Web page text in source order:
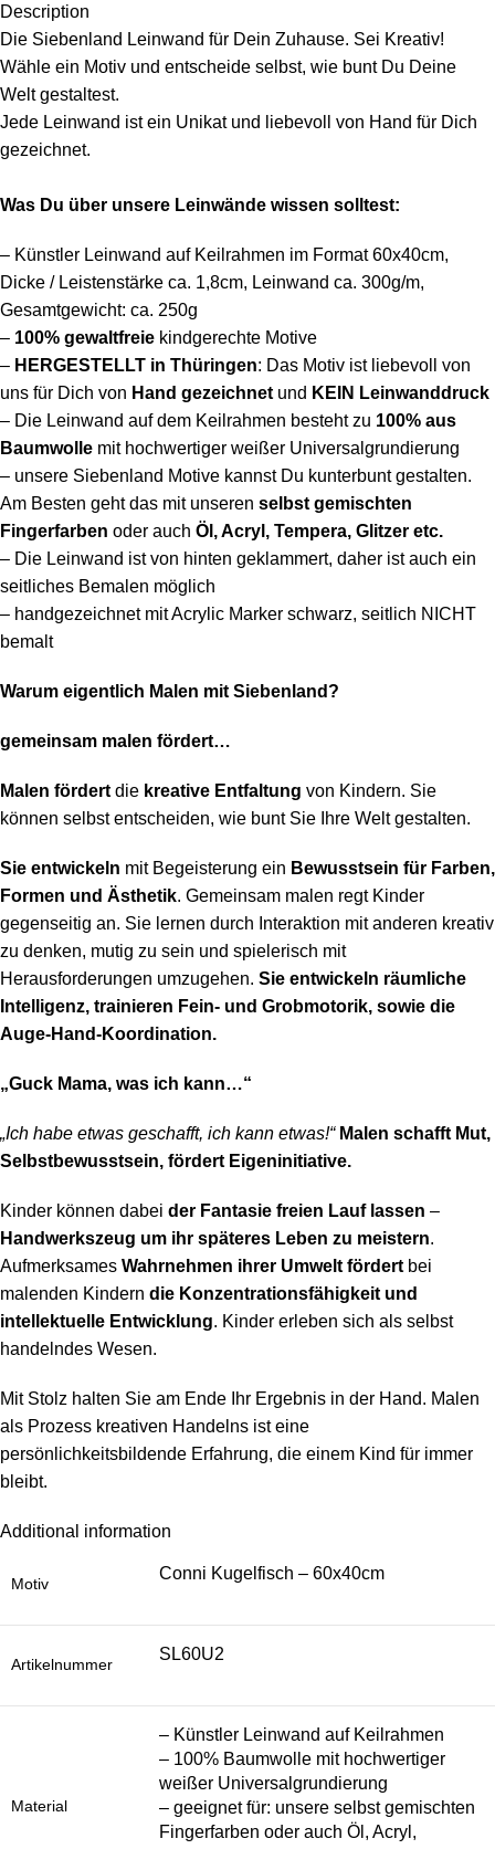
Description
Die Siebenland Leinwand für Dein Zuhause. Sei Kreativ!
Wähle ein Motiv und entscheide selbst, wie bunt Du Deine
Welt gestaltest.
Jede Leinwand ist ein Unikat und liebevoll von Hand für Dich
gezeichnet.
Was Du über unsere Leinwände wissen solltest:
– Künstler Leinwand auf Keilrahmen im Format 60x40cm,
Dicke / Leistenstärke ca. 1,8cm, Leinwand ca. 300g/m,
Gesamtgewicht: ca. 250g
– 100% gewaltfreie kindgerechte Motive
– HERGESTELLT in Thüringen: Das Motiv ist liebevoll von
uns für Dich von Hand gezeichnet und KEIN Leinwanddruck
– Die Leinwand auf dem Keilrahmen bestehtzu 100% aus
Baumwolle mit hochwertiger weißer Universalgrundierung
– unsere Siebenland Motive kannst Du kunterbunt gestalten.
Am Besten geht das mit unseren selbst gemischten
Fingerfarben oder auch Öl, Acryl, Tempera, Glitzer etc.
– Die Leinwand ist von hinten geklammert, daher ist auch ein
seitliches Bemalen möglich
– handgezeichnet mit Acrylic Marker schwarz, seitlich NICHT
bemalt
Warum eigentlich Malen mit Siebenland?
gemeinsam malen fördert…
Malen fördert die kreative Entfaltung von Kindern. Sie
können selbst entscheiden, wie bunt Sie Ihre Welt gestalten.
Sie entwickeln mit Begeisterung ein Bewusstsein für Farben,
Formen und Ästhetik. Gemeinsam malen regt Kinder
gegenseitig an. Sie lernen durch Interaktion mit anderen kreativ
zu denken, mutig zu sein und spielerisch mit
Herausforderungen umzugehen. Sie entwickeln räumliche
Intelligenz, trainieren Fein- und Grobmotorik, sowie die
Auge-Hand-Koordination.
„Guck Mama, was ich kann…“
„Ich habe etwas geschafft, ich kann etwas!“ Malen schafft Mut,
Selbstbewusstsein, fördert Eigeninitiative.
Kinder können dabei der Fantasie freien Lauf lassen –
Handwerkszeug um ihr späteres Leben zu meistern.
Aufmerksames Wahrnehmen ihrer Umwelt fördert bei
malenden Kindern die Konzentrationsfähigkeit und
intellektuelle Entwicklung. Kinder erleben sich als selbst
handelndes Wesen.
Mit Stolz halten Sie am Ende Ihr Ergebnis in der Hand. Malen
als Prozess kreativen Handelns ist eine
persönlichkeitsbildende Erfahrung, die einem Kind für immer
bleibt.
Additional information
Motiv
Conni Kugelfisch – 60x40cm
Artikelnummer
SL60U2
Material
– Künstler Leinwand auf Keilrahmen
– 100% Baumwolle mit hochwertiger
weißer Universalgrundierung
– geeignet für: unsere selbst gemischten
Fingerfarben oder auch Öl, Acryl,